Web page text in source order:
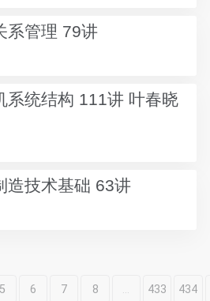
系管理 79讲
系统结构 111讲 叶春晓
造技术基础 63讲
5 6 7 8 433 434